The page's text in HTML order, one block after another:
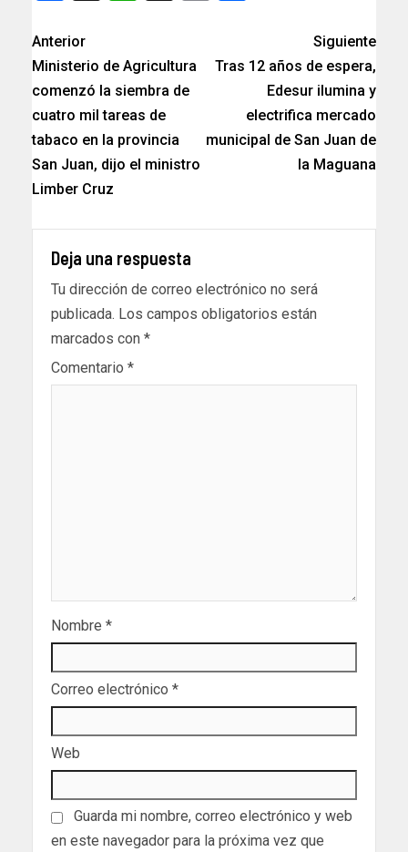
Anterior
Ministerio de Agricultura
comenzó la siembra de
cuatro mil tareas de
tabaco en la provincia
San Juan, dijo el ministro
Limber Cruz
Siguiente
Tras 12 años de espera,
Edesur ilumina y
electrifica mercado
municipal de San Juan de
la Maguana
Deja una respuesta
Tu dirección de correo electrónico no será
publicada. Los campos obligatorios están
marcados con *
Comentario *
Nombre *
Correo electrónico *
Web
Guarda mi nombre, correo electrónico y web
en este navegador para la próxima vez que